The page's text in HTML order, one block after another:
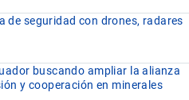
de seguridad con drones, radares
buscando ampliar la alianza
y cooperación en minerales